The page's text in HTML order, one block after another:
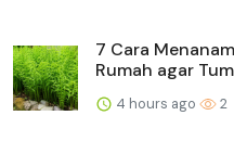
7 Cara
Rumah agar
4 hours ago 2